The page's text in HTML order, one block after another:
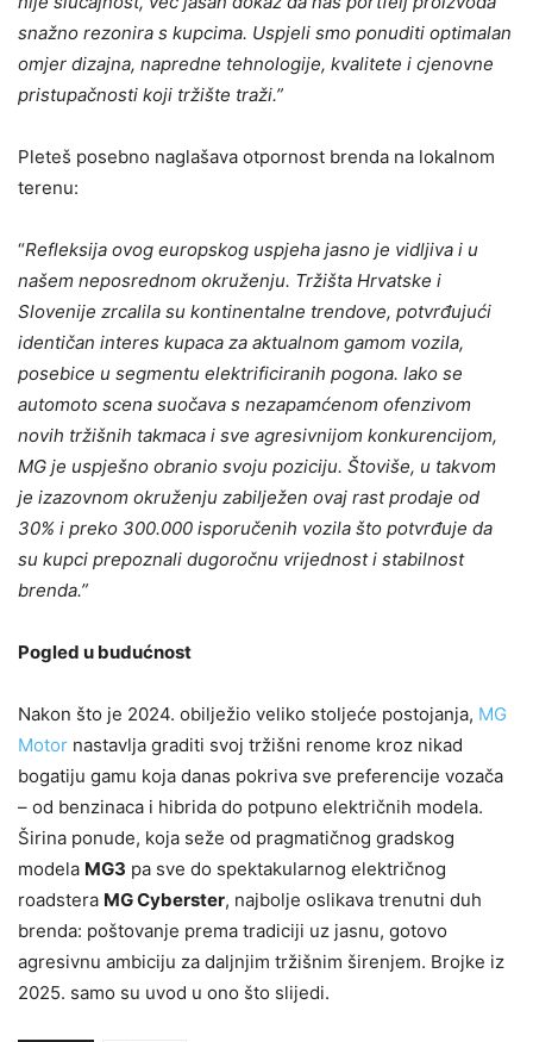
snažno rezonira s kupcima. Uspjeli smo ponuditi optimalan
omjer dizajna, napredne tehnologije, kvalitete i cjenovne
pristupačnosti koji tržište traži.”
Pleteš posebno naglašava otpornost brenda na lokalnom
terenu:
“Refleksija ovog europskog uspjeha jasno je vidljiva i u
našem neposrednom okruženju. Tržišta Hrvatske i
Slovenije zrcalila su kontinentalne trendove, potvrđujući
identičan interes kupaca za aktualnom gamom vozila,
posebice u segmentu elektrificiranih pogona. Iako se
automoto scena suočava s nezapamćenom ofenzivom
novih tržišnih takmaca i sve agresivnijom konkurencijom,
MG je uspješno obranio svoju poziciju. Štoviše, u takvom
je izazovnom okruženju zabilježen ovaj rast prodaje od
30% i preko 300.000 isporučenih vozila što potvrđuje da
su kupci prepoznali dugoročnu vrijednost i stabilnost
brenda.”
Pogled u budućnost
Nakon što je 2024. obilježio veliko stoljeće postojanja, MG
Motor nastavlja graditi svoj tržišni renome kroz nikad
bogatiju gamu koja danas pokriva sve preferencije vozača
– od benzinaca i hibrida do potpuno električnih modela.
Širina ponude, koja seže od pragmatičnog gradskog
modela MG3 pa sve do spektakularnog električnog
roadstera MG Cyberster, najbolje oslikava trenutni duh
brenda: poštovanje prema tradiciji uz jasnu, gotovo
agresivnu ambiciju za daljnjim tržišnim širenjem. Brojke iz
2025. samo su uvod u ono što slijedi.